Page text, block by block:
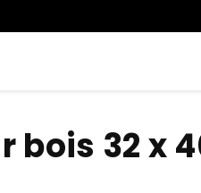
bois 32 x